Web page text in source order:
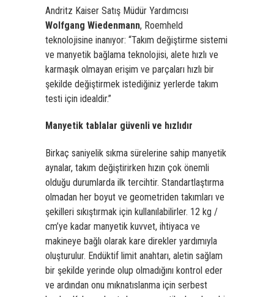
Andritz Kaiser Satış Müdür Yardımcısı
Wolfgang Wiedenmann, Roemheld
teknolojisine inanıyor: “Takım değiştirme sistemi
ve manyetik bağlama teknolojisi, alete hızlı ve
karmaşık olmayan erişim ve parçaları hızlı bir
şekilde değiştirmek istediğiniz yerlerde takım
testi için idealdir.”
Manyetik tablalar güvenli ve hızlıdır
Birkaç saniyelik sıkma sürelerine sahip manyetik
aynalar, takım değiştirirken hızın çok önemli
olduğu durumlarda ilk tercihtir. Standartlaştırma
olmadan her boyut ve geometriden takımları ve
şekilleri sıkıştırmak için kullanılabilirler. 12 kg /
cm’ye kadar manyetik kuvvet, ihtiyaca ve
makineye bağlı olarak kare direkler yardımıyla
oluşturulur. Endüktif limit anahtarı, aletin sağlam
bir şekilde yerinde olup olmadığını kontrol eder
ve ardından onu mıknatıslanma için serbest